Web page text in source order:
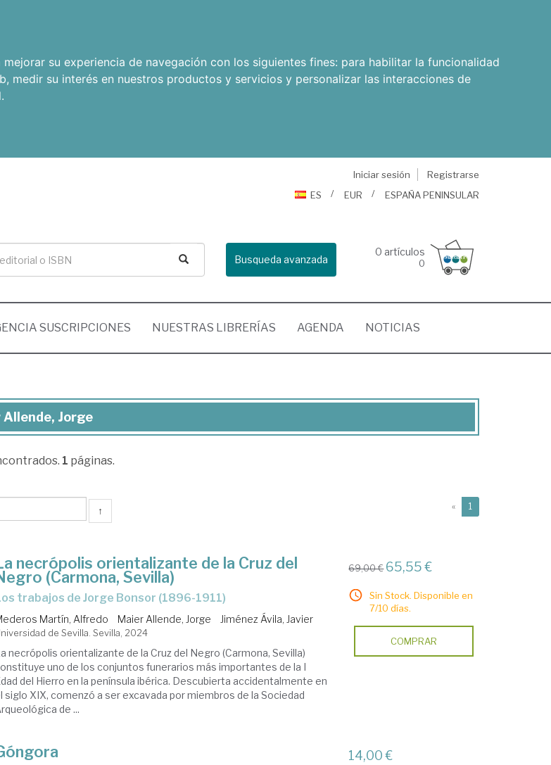
su experiencia de navegación con los siguientes fines: para habilitar la funcionalidad
, medir su interés en nuestros productos y servicios y personalizar las interacciones de
.
Iniciar sesión
Registrarse
ES
EUR ESPAÑA PENINSULAR
Busqueda avanzada
0 artículos
0
SUSCRIPCIONES NUESTRAS LIBRERÍAS AGENDA NOTICIAS
Allende, Jorge
1 páginas.
↑ « 1
necrópolis orientalizante de la Cruz del
(Carmona, Sevilla)
Los trabajos de Jorge Bonsor (1896-1911)
Martín, Alfredo Maier Allende, Jorge Jiménez Ávila, Javier
de Sevilla. Sevilla, 2024
necrópolis orientalizante de la Cruz del Negro (Carmona, Sevilla)
uno de los conjuntos funerarios más importantes de la I
del Hierro en la península ibérica. Descubierta accidentalmente en
siglo XIX, comenzó a ser excavada por miembros de la Sociedad
de ...
69,00 € 65,55 €
Sin Stock. Disponible en
7/10 días.
COMPRAR
14,00 €